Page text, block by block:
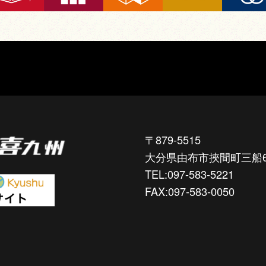
〒879-5515
大分県由布市挾間町三船
TEL:097-583-5221
FAX:097-583-0050